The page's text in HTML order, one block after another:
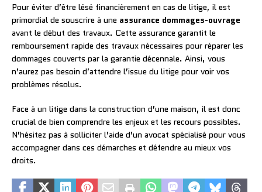
Pour éviter d’être lésé financièrement en cas de litige, il est
primordial de souscrire à une assurance dommages-ouvrage
avant le début des travaux. Cette assurance garantit le
remboursement rapide des travaux nécessaires pour réparer les
dommages couverts par la garantie décennale. Ainsi, vous
n’aurez pas besoin d’attendre l’issue du litige pour voir vos
problèmes résolus.
Face à un litige dans la construction d’une maison, il est donc
crucial de bien comprendre les enjeux et les recours possibles.
N’hésitez pas à solliciter l’aide d’un avocat spécialisé pour vous
accompagner dans ces démarches et défendre au mieux vos
droits.